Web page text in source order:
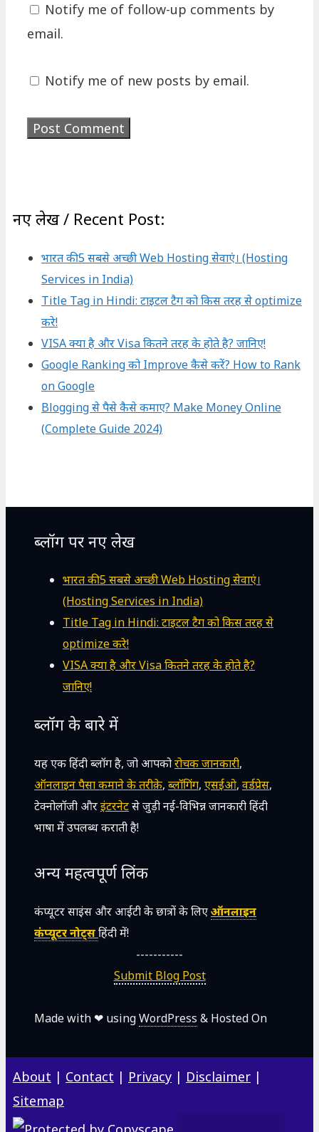
Notify me of follow-up comments by
email.
Notify me of new posts by email.
नए लेख / Recent Post:
भारत की 5 सबसे अच्छी Web Hosting सेवाएं। (Hosting
Services in India)
Title Tag in Hindi: टाइटल टैग को किस तरह से optimize
करे!
VISA क्या है और Visa कितने तरह के होते है? जानिए!
Google Ranking को Improve कैसे करें? How to Rank
on Google
Blogging से पैसे कैसे कमाए? Make Money Online
(Complete Guide 2024)
ब्लॉग पर नए लेख
भारत की 5 सबसे अच्छी Web Hosting सेवाएं।
(Hosting Services in India)
Title Tag in Hindi: टाइटल टैग को किस तरह से
optimize करे!
VISA क्या है और Visa कितने तरह के होते है?
जानिए!
ब्लॉग के बारे में
यह एक हिंदी ब्लॉग है, जो आपकोरोचक जानकारी,
ऑनलाइन पैसा कमाने के तरीक़े, ब्लॉगिंग, एसईओ, वर्डप्रेस,
टेक्नोलॉजी औरइंटरनेटसे जुड़ी नई-विभिन्न जानकारी हिंदी
भाषा में उपलब्ध कराती है!
अन्य महत्वपूर्ण लिंक
कंप्यूटर साइंस और आईटी के छात्रों के लिएऑनलाइन
कंप्यूटर नोट्सहिंदी में!
-----------
Submit Blog Post
Made with ❤ usingWordPress & Hosted On
About | Contact | Privacy | Disclaimer |
Sitemap